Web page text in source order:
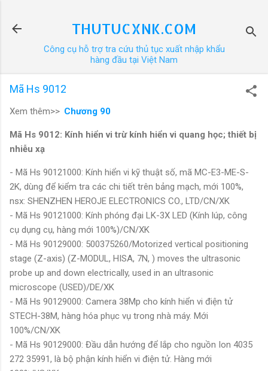
THUTUCXNK.COM
Công cụ hỗ trợ tra cứu thủ tục xuất nhập khẩu
hàng đầu tại Việt Nam
Mã Hs 9012
Xem thêm>> Chương 90
Mã Hs 9012: Kính hiển vi trừ kính hiển vi quang học; thiết bị
nhiễu xạ
- Mã Hs 90121000: Kính hiển vi kỹ thuật số, mã MC-E3-ME-S-
2K, dùng để kiểm tra các chi tiết trên bảng mạch, mới 100%,
nsx: SHENZHEN HEROJE ELECTRONICS CO., LTD/CN/XK
- Mã Hs 90121000: Kính phóng đại LK-3X LED (Kính lúp, công
cụ dụng cụ, hàng mới 100%)/CN/XK
- Mã Hs 90129000: 500375260/Motorized vertical positioning
stage (Z-axis) (Z-MODUL, HISA, 7N, ) moves the ultrasonic
probe up and down electrically, used in an ultrasonic
microscope (USED)/DE/XK
- Mã Hs 90129000: Camera 38Mp cho kính hiển vi điện tử
STECH-38M, hàng hóa phục vụ trong nhà máy. Mới
100%/CN/XK
- Mã Hs 90129000: Đầu dẫn hướng để lắp cho nguồn Ion 4035
272 35991, là bộ phận kính hiển vi điện tử. Hàng mới